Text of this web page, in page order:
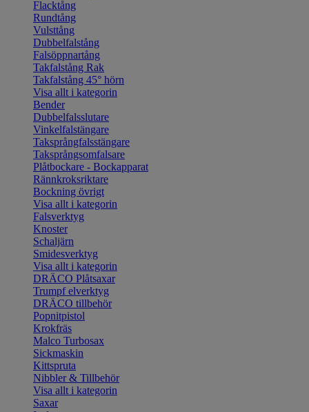
Flacktång
Rundtång
Vulsttång
Dubbelfalstång
Falsöppnartång
Takfalstång Rak
Takfalstång 45° hörn
Visa allt i kategorin
Bender
Dubbelfalsslutare
Vinkelfalstängare
Taksprångfalsstängare
Taksprångsomfalsare
Plåtbockare - Bockapparat
Rännkroksriktare
Bockning övrigt
Visa allt i kategorin
Falsverktyg
Knoster
Schaljärn
Smidesverktyg
Visa allt i kategorin
DRÄCO Plåtsaxar
Trumpf elverktyg
DRÄCO tillbehör
Popnitpistol
Krokfräs
Malco Turbosax
Sickmaskin
Kittspruta
Nibbler & Tillbehör
Visa allt i kategorin
Saxar